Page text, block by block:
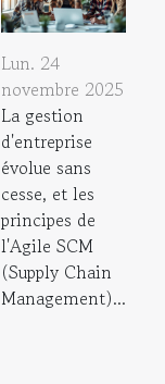
Lun. 24
novembre 2025
La gestion
d'entreprise
évolue sans
cesse, et les
principes de
l'Agile SCM
(Supply Chain
Management)...